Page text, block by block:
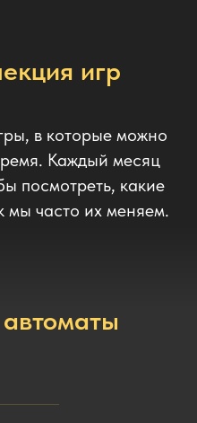
игр
в которые можно
Каждый месяц
посмотреть, какие
мы часто их меняем.